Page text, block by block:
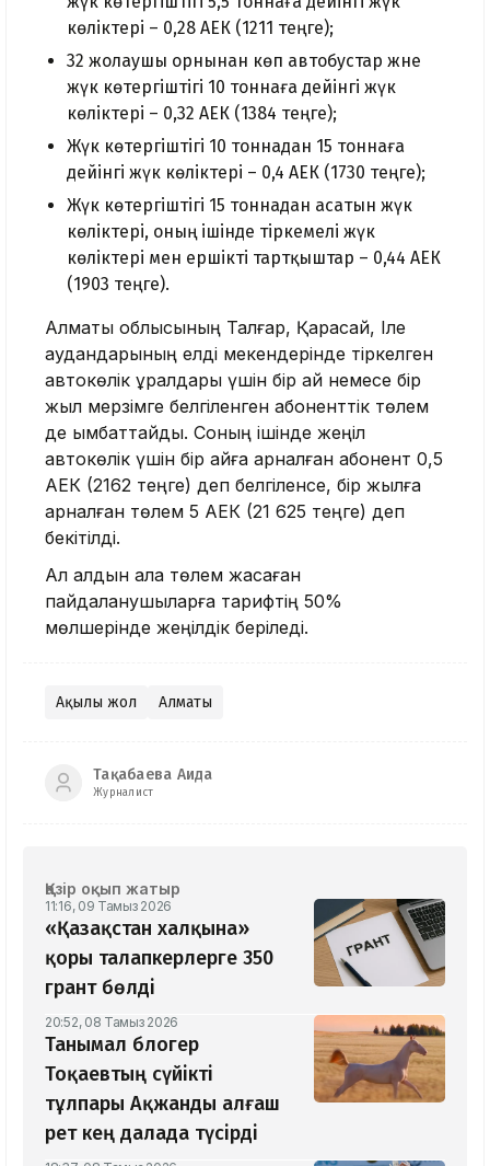
көліктері – 0,28 АЕК (1211 теңге);
32 жолаушы орнынан көп автобустар және
жүк көтергіштігі 10 тоннаға дейінгі жүк
көліктері – 0,32 АЕК (1384 теңге);
Жүк көтергіштігі 10 тоннадан 15 тоннаға
дейінгі жүк көліктері – 0,4 АЕК (1730 теңге);
Жүк көтергіштігі 15 тоннадан асатын жүк
көліктері, оның ішінде тіркемелі жүк
көліктері мен ершікті тартқыштар – 0,44 АЕК
(1903 теңге).
Алматы облысының Талғар, Қарасай, Іле
аудандарының елді мекендерінде тіркелген
автокөлік құралдары үшін бір ай немесе бір
жыл мерзімге белгіленген абоненттік төлем
де қымбаттайды. Соның ішінде жеңіл
автокөлік үшін бір айға арналған абонент 0,5
АЕК (2162 теңге) деп белгіленсе, бір жылға
арналған төлем 5 АЕК (21 625 теңге) деп
бекітілді.
Ал алдын ала төлем жасаған
пайдаланушыларға тарифтің 50%
мөлшерінде жеңілдік беріледі.
Ақылы жол Алматы
Тақабаева Аида
Журналист
Қазір оқып жатыр
11:16, 09 Тамыз 2026
«Қазақстан халқына»
қоры талапкерлерге 350
грант бөлді
20:52, 08 Тамыз 2026
Танымал блогер
Тоқаевтың сүйікті
тұлпары Ақжанды алғаш
рет кең далада түсірді